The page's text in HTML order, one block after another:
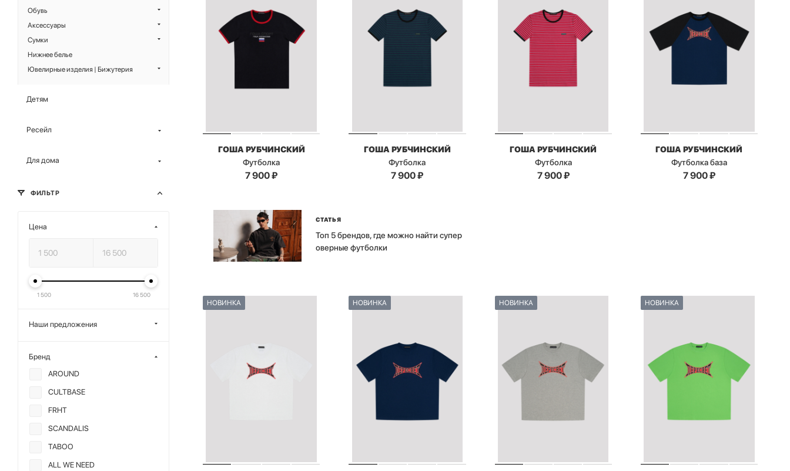
ГОША РУБЧИНСКИЙ
Футболка
7 900₽
ГОША РУБЧИНСКИЙ
Футболка
7 900₽
ГОША РУБЧИНСКИЙ
Футболка
7 900₽
ГОША РУБЧИНСКИЙ
Футболка база
7 900₽
СТАТЬЯ
Топ 5 брендов, где можно найти супер
оверные футболки
НОВИНКА НОВИНКА НОВИНКА НОВИНКА
Обувь
Аксессуары
Сумки
Нижнее белье
Ювелирные изделия | Бижутерия
Детям
Ресейл
Для дома
ФИЛЬТР
Цена
1 500 16 500
Наши предложения
Бренд
AROUND
CULTBASE
FRHT
SCANDALIS
TABOO
ALL WE NEED